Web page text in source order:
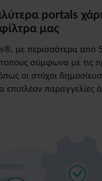
portals
μας
με περισσότερα από
σύμφωνα με τις
οι στόχοι
επιπλέον παραγγελίες